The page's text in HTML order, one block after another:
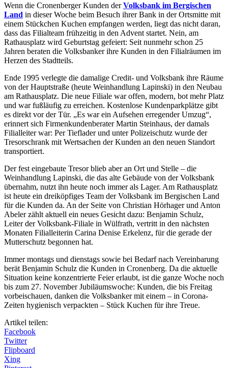
Wenn die Cronenberger Kunden derVolksbank im Bergischen
Land in dieser Woche beim Besuch ihrer Bank in der Ortsmitte mit
einem Stückchen Kuchen empfangen werden, liegt das nicht daran,
dass das Filialteam frühzeitig in den Advent startet. Nein, am
Rathausplatz wird Geburtstag gefeiert: Seit nunmehr schon 25
Jahren beraten die Volksbanker ihre Kunden in den Filialräumen im
Herzen des Stadtteils.
Ende 1995 verlegte die damalige Credit- und Volksbank ihre Räume
von der Hauptstraße (heute Weinhandlung Lapinski) in den Neubau
am Rathausplatz. Die neue Filiale war offen, modern, bot mehr Platz
und war fußläufig zu erreichen. Kostenlose Kundenparkplätze gibt
es direkt vor der Tür. „Es war ein Aufsehen erregender Umzug“,
erinnert sich Firmenkundenberater Martin Steinhaus, der damals
Filialleiter war: Per Tieflader und unter Polizeischutz wurde der
Tresorschrank mit Wertsachen der Kunden an den neuen Standort
transportiert.
Der fest eingebaute Tresor blieb aber an Ort und Stelle – die
Weinhandlung Lapinski, die das alte Gebäude von der Volksbank
übernahm, nutzt ihn heute noch immer als Lager. Am Rathausplatz
ist heute ein dreiköpfiges Team der Volksbank im Bergischen Land
für die Kunden da. An der Seite von Christian Hörhager und Anton
Abeler zählt aktuell ein neues Gesicht dazu: Benjamin Schulz,
Leiter der Volksbank-Filiale in Wülfrath, vertritt in den nächsten
Monaten Filialleiterin Carina Denise Erkelenz, für die gerade der
Mutterschutz begonnen hat.
Immer montags und dienstags sowie bei Bedarf nach Vereinbarung
berät Benjamin Schulz die Kunden in Cronenberg. Da die aktuelle
Situation keine konzentrierte Feier erlaubt, ist die ganze Woche noch
bis zum 27. November Jubiläumswoche: Kunden, die bis Freitag
vorbeischauen, danken die Volksbanker mit einem – in Corona-
Zeiten hygienisch verpackten – Stück Kuchen für ihre Treue.
Artikel teilen:
Facebook
Twitter
Flipboard
Xing